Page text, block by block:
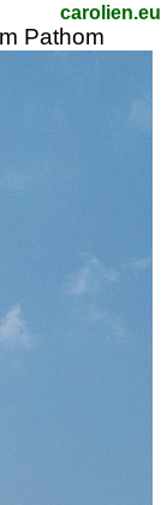
carolien.eu
Pathom